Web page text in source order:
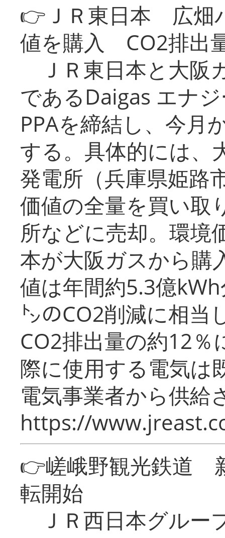
👉ＪＲ東日本 広畑
値を購入 CO2排出
ＪＲ東日本と大阪
であるDaigas エナ
PPAを締結し、今月
する。具体的には、
発電所（兵庫県姫路
価値の全量を買い取
所などに売却。環境
本が大阪ガスから購
値は年間約5.3億
㌧のCO2削減に相当
CO2排出量の約12％
際に使用する電気は
電気事業者から供給
https://
👉嵯峨野観光鉄道
転開始
ＪＲ西日本グルー